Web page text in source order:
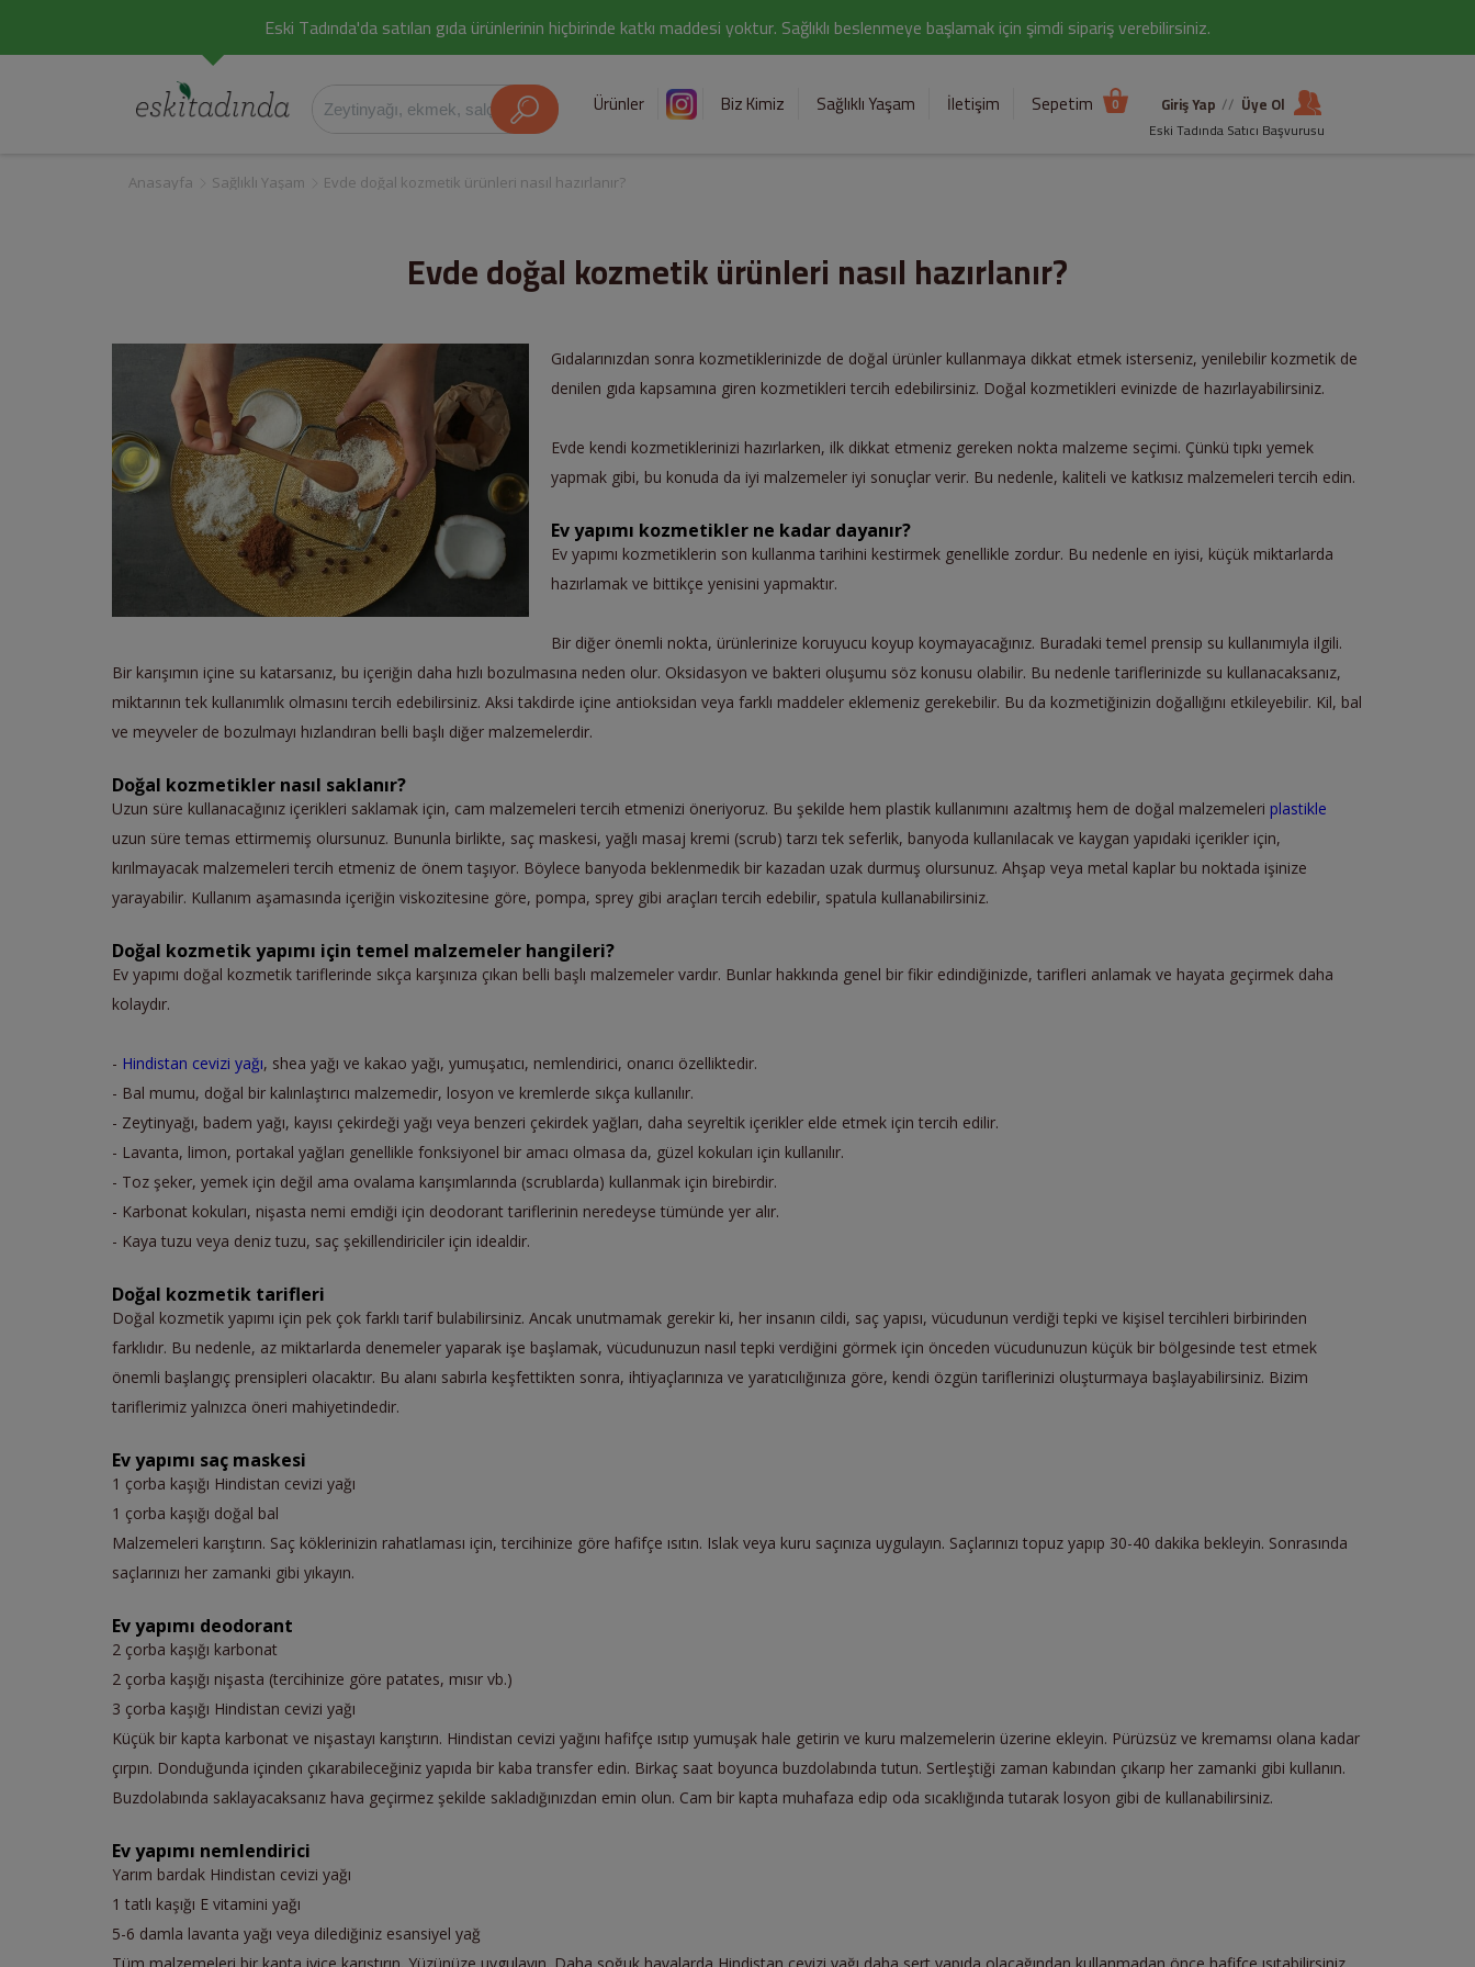
Eski Tadında'da satılan gıda ürünlerinin hiçbirinde katkı maddesi yoktur. Sağlıklı beslenmeye başlamak için şimdi sipariş verebilirsiniz.
Ürünler Biz Kimiz Sağlıklı Yaşam İletişim Sepetim 0 Giriş Yap // Üye Ol
Eski Tadında Satıcı Başvurusu
Anasayfa Sağlıklı Yaşam Evde doğal kozmetik ürünleri nasıl hazırlanır?
Evde doğal kozmetik ürünleri nasıl hazırlanır?
Gıdalarınızdan sonra kozmetiklerinizde de doğal ürünler kullanmaya dikkat etmek isterseniz, yenilebilir kozmetik de
denilen gıda kapsamına giren kozmetikleri tercih edebilirsiniz. Doğal kozmetikleri evinizde de hazırlayabilirsiniz.
Evde kendi kozmetiklerinizi hazırlarken, ilk dikkat etmeniz gereken nokta malzeme seçimi. Çünkü tıpkı yemek
yapmak gibi, bu konuda da iyi malzemeler iyi sonuçlar verir. Bu nedenle, kaliteli ve katkısız malzemeleri tercih edin.
Ev yapımı kozmetikler ne kadar dayanır?
Ev yapımı kozmetiklerin son kullanma tarihini kestirmek genellikle zordur. Bu nedenle en iyisi, küçük miktarlarda
hazırlamak ve bittikçe yenisini yapmaktır.
Bir diğer önemli nokta, ürünlerinize koruyucu koyup koymayacağınız. Buradaki temel prensip su kullanımıyla ilgili.
Bir karışımın içine su katarsanız, bu içeriğin daha hızlı bozulmasına neden olur. Oksidasyon ve bakteri oluşumu söz konusu olabilir. Bu nedenle tariflerinizde su kullanacaksanız,
miktarının tek kullanımlık olmasını tercih edebilirsiniz. Aksi takdirde içine antioksidan veya farklı maddeler eklemeniz gerekebilir. Bu da kozmetiğinizin doğallığını etkileyebilir. Kil, bal
ve meyveler de bozulmayı hızlandıran belli başlı diğer malzemelerdir.
Doğal kozmetikler nasıl saklanır?
Uzun süre kullanacağınız içerikleri saklamak için, cam malzemeleri tercih etmenizi öneriyoruz. Bu şekilde hem plastik kullanımını azaltmış hem de doğal malzemeleri plastikle
uzun süre temas ettirmemiş olursunuz. Bununla birlikte, saç maskesi, yağlı masaj kremi (scrub) tarzı tek seferlik, banyoda kullanılacak ve kaygan yapıdaki içerikler için,
kırılmayacak malzemeleri tercih etmeniz de önem taşıyor. Böylece banyoda beklenmedik bir kazadan uzak durmuş olursunuz. Ahşap veya metal kaplar bu noktada işinize
yarayabilir. Kullanım aşamasında içeriğin viskozitesine göre, pompa, sprey gibi araçları tercih edebilir, spatula kullanabilirsiniz.
Doğal kozmetik yapımı için temel malzemeler hangileri?
Ev yapımı doğal kozmetik tariflerinde sıkça karşınıza çıkan belli başlı malzemeler vardır. Bunlar hakkında genel bir fikir edindiğinizde, tarifleri anlamak ve hayata geçirmek daha
kolaydır.
- Hindistan cevizi yağı, shea yağı ve kakao yağı, yumuşatıcı, nemlendirici, onarıcı özelliktedir.
- Bal mumu, doğal bir kalınlaştırıcı malzemedir, losyon ve kremlerde sıkça kullanılır.
- Zeytinyağı, badem yağı, kayısı çekirdeği yağı veya benzeri çekirdek yağları, daha seyreltik içerikler elde etmek için tercih edilir.
- Lavanta, limon, portakal yağları genellikle fonksiyonel bir amacı olmasa da, güzel kokuları için kullanılır.
- Toz şeker, yemek için değil ama ovalama karışımlarında (scrublarda) kullanmak için birebirdir.
- Karbonat kokuları, nişasta nemi emdiği için deodorant tariflerinin neredeyse tümünde yer alır.
- Kaya tuzu veya deniz tuzu, saç şekillendiriciler için idealdir.
Doğal kozmetik tarifleri
Doğal kozmetik yapımı için pek çok farklı tarif bulabilirsiniz. Ancak unutmamak gerekir ki, her insanın cildi, saç yapısı, vücudunun verdiği tepki ve kişisel tercihleri birbirinden
farklıdır. Bu nedenle, az miktarlarda denemeler yaparak işe başlamak, vücudunuzun nasıl tepki verdiğini görmek için önceden vücudunuzun küçük bir bölgesinde test etmek
önemli başlangıç prensipleri olacaktır. Bu alanı sabırla keşfettikten sonra, ihtiyaçlarınıza ve yaratıcılığınıza göre, kendi özgün tariflerinizi oluşturmaya başlayabilirsiniz. Bizim
tariflerimiz yalnızca öneri mahiyetindedir.
Ev yapımı saç maskesi
1 çorba kaşığı Hindistan cevizi yağı
1 çorba kaşığı doğal bal
Malzemeleri karıştırın. Saç köklerinizin rahatlaması için, tercihinize göre hafifçe ısıtın. Islak veya kuru saçınıza uygulayın. Saçlarınızı topuz yapıp 30-40 dakika bekleyin. Sonrasında
saçlarınızı her zamanki gibi yıkayın.
Ev yapımı deodorant
2 çorba kaşığı karbonat
2 çorba kaşığı nişasta (tercihinize göre patates, mısır vb.)
3 çorba kaşığı Hindistan cevizi yağı
Küçük bir kapta karbonat ve nişastayı karıştırın. Hindistan cevizi yağını hafifçe ısıtıp yumuşak hale getirin ve kuru malzemelerin üzerine ekleyin. Pürüzsüz ve kremamsı olana kadar
çırpın. Donduğunda içinden çıkarabileceğiniz yapıda bir kaba transfer edin. Birkaç saat boyunca buzdolabında tutun. Sertleştiği zaman kabından çıkarıp her zamanki gibi kullanın.
Buzdolabında saklayacaksanız hava geçirmez şekilde sakladığınızdan emin olun. Cam bir kapta muhafaza edip oda sıcaklığında tutarak losyon gibi de kullanabilirsiniz.
Ev yapımı nemlendirici
Yarım bardak Hindistan cevizi yağı
1 tatlı kaşığı E vitamini yağı
5-6 damla lavanta yağı veya dilediğiniz esansiyel yağ